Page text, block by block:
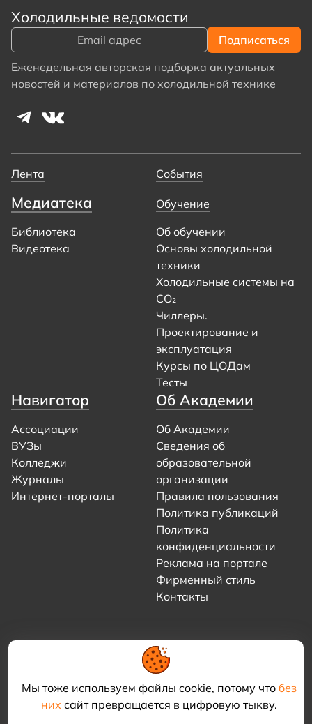
Мы тоже используем файлы cookie, потому что без
нихсайт превращается в цифровую тыкву.
Холодильные ведомости
Еженедельная авторская подборка актуальных
новостей и материалов по холодильной технике
Лента События
Медиатека
Библиотека
Видеотека
Обучение
Об обучении
Основы холодильной
техники
Холодильные системы на
CO₂
Чиллеры.
Проектирование и
эксплуатация
Курсы по ЦОДам
Тесты
Навигатор
Ассоциации
ВУЗы
Колледжи
Журналы
Интернет-порталы
Об Академии
Об Академии
Сведения об
образовательной
организации
Правила пользования
Политика публикаций
Политика
конфиденциальности
Реклама на портале
Фирменный стиль
Контакты